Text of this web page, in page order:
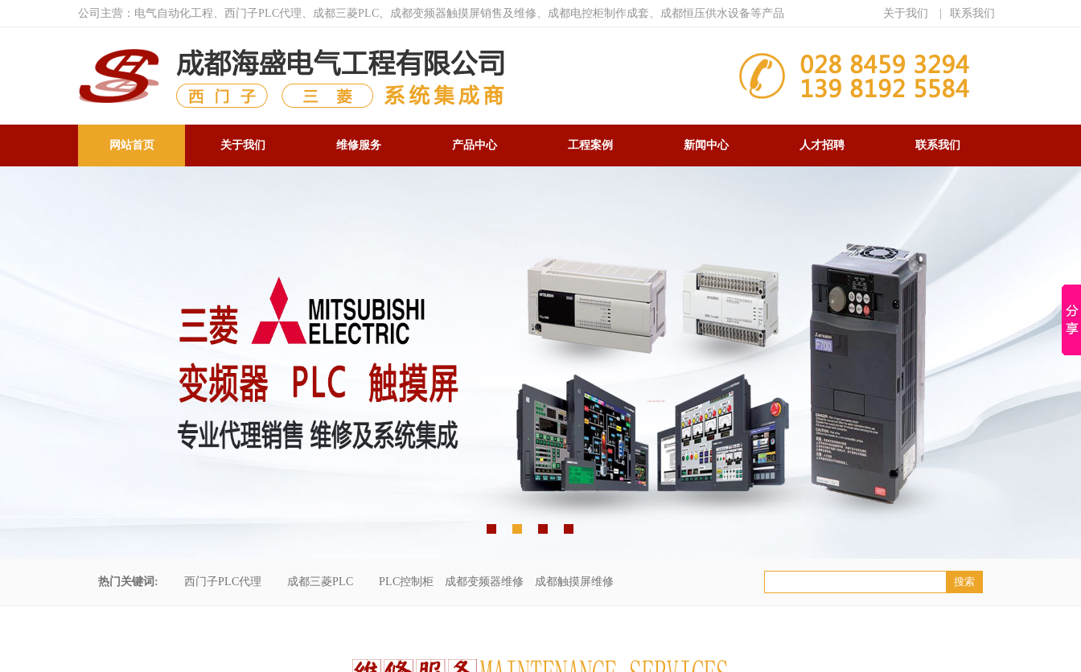
公司主营：电气自动化工程、西门子PLC代理、成都三菱PLC、成都变频器触摸屏销售及维修、成都电控柜制作成套、成都恒压供水设备等产品 关于我们 联系我们
网站首页 关于我们 维修服务 产品中心 工程案例 新闻中心 人才招聘 联系我们
热门关键词: 西门子PLC代理 成都三菱PLC PLC控制柜 成都变频器维修 成都触摸屏维修